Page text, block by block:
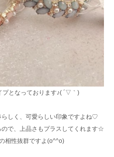
となっております♪( ´▽｀)
しく、可愛らしい印象ですよね♡
で、上品さもプラスしてくれます☆
相性抜群ですよ(o^^o)